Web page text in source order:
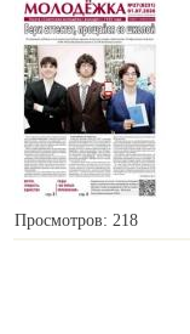
Просмотров: 218